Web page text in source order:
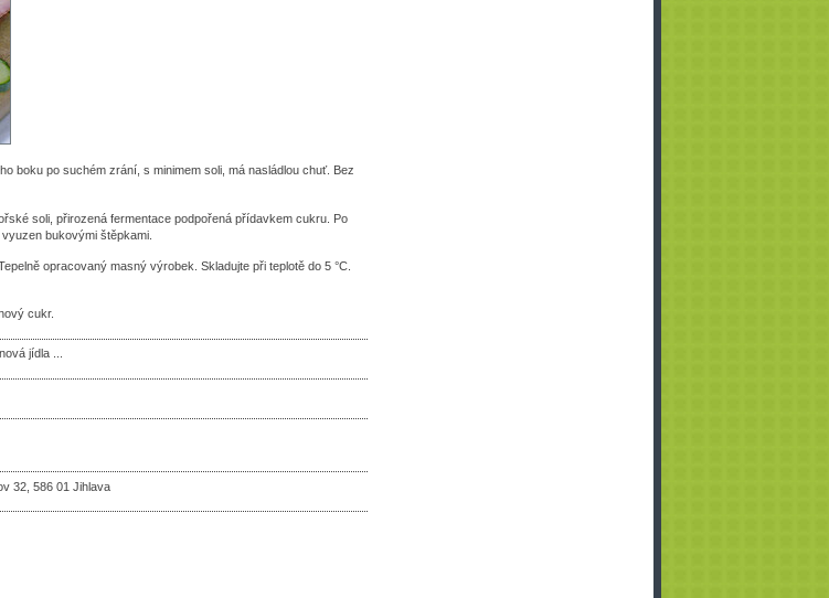
boku po suchém zrání, s minimem soli, má nasládlou chuť. Bez
soli, přirozená fermentace podpořená přídavkem cukru. Po
bukovými štěpkami.
opracovaný masný výrobek. Skladujte při teplotě do 5 °C.
cukr.
jídla ...
32, 586 01 Jihlava